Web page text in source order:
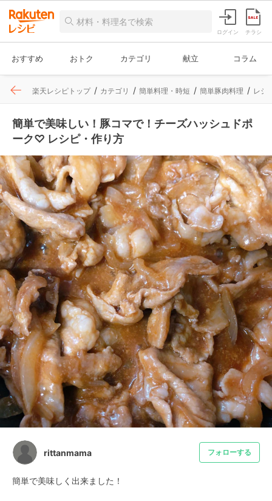
ログイン チラシ
おすすめ おトク カテゴリ 献立 コラム
楽天レシピトップ カテゴリ 簡単料理・時短 簡単豚肉料理 レシ
簡単で美味しい！豚コマで！チーズハッシュドポ
ーク♡ レシピ・作り方
rittanmama フォローする
簡単で美味しく出来ました！